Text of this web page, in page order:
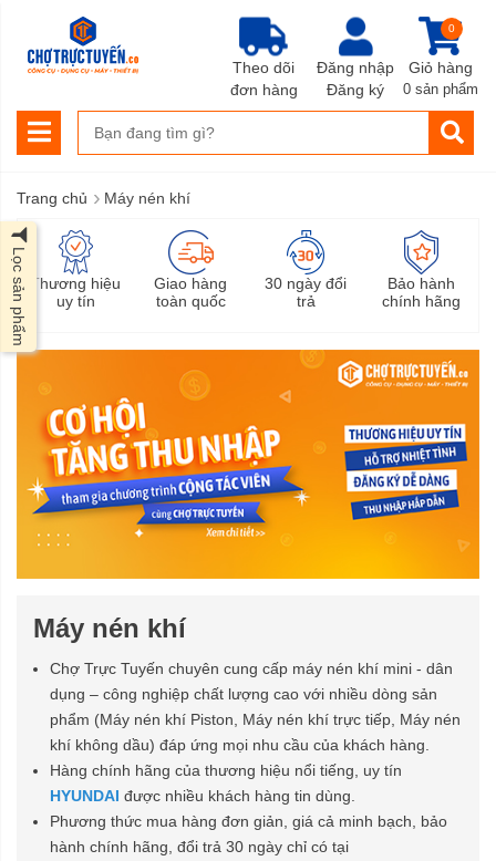
Đăng nhập
Đăng ký
Giỏ hàng
0
0 sản phẩm
Theo dõi
đơn hàng
Trang chủ › Máy nén khí
Thương hiệu
uy tín
Giao hàng
toàn quốc
30 ngày đổi
trả
Bảo hành
chính hãng
Máy nén khí
Chợ Trực Tuyến chuyên cung cấp máy nén khí mini - dân
dụng – công nghiệp chất lượng cao với nhiều dòng sản
phẩm (Máy nén khí Piston, Máy nén khí trực tiếp, Máy nén
khí không dầu) đáp ứng mọi nhu cầu của khách hàng.
Hàng chính hãng của thương hiệu nổi tiếng, uy tín
HYUNDAI được nhiều khách hàng tin dùng.
Phương thức mua hàng đơn giản, giá cả minh bạch, bảo
hành chính hãng, đổi trả 30 ngày chỉ có tại
Lọc sản phẩm